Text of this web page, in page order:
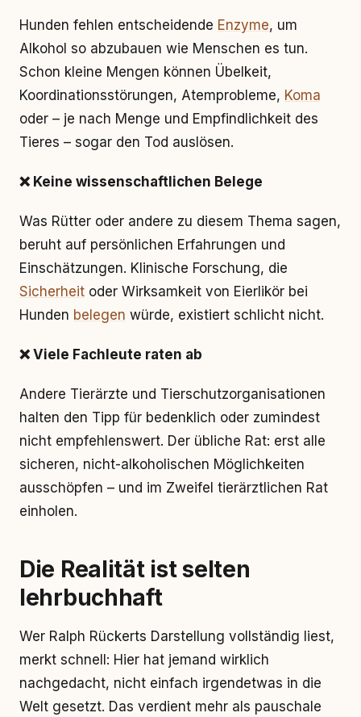
Hunden fehlen entscheidende Enzyme, um
Alkohol so abzubauen wie Menschen es tun.
Schon kleine Mengen können Übelkeit,
Koordinationsstörungen, Atemprobleme, Koma
oder – je nach Menge und Empfindlichkeit des
Tieres – sogar den Tod auslösen.
❌ Keine wissenschaftlichen Belege
Was Rütter oder andere zu diesem Thema sagen,
beruht auf persönlichen Erfahrungen und
Einschätzungen. Klinische Forschung, die
Sicherheit oder Wirksamkeit von Eierlikör bei
Hunden belegen würde, existiert schlicht nicht.
❌ Viele Fachleute raten ab
Andere Tierärzte und Tierschutzorganisationen
halten den Tipp für bedenklich oder zumindest
nicht empfehlenswert. Der übliche Rat: erst alle
sicheren, nicht-alkoholischen Möglichkeiten
ausschöpfen – und im Zweifel tierärztlichen Rat
einholen.
Die Realität ist selten
lehrbuchhaft
Wer Ralph Rückerts Darstellung vollständig liest,
merkt schnell: Hier hat jemand wirklich
nachgedacht, nicht einfach irgendetwas in die
Welt gesetzt. Das verdient mehr als pauschale